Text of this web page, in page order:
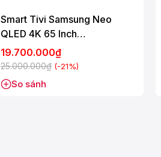
Smart Tivi Samsung Neo
QLED 4K 65 Inch
QA65QN70H
19.700.000₫
25.000.000₫ (-21%)
So sánh